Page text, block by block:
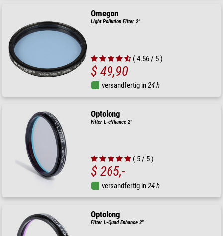
Omegon
Light Pollution Filter 2"
( 4.56 / 5 )
$ 49,90
versandfertig in24 h
Optolong
Filter L-eNhance 2"
( 5 / 5 )
$ 265,-
versandfertig in24 h
Optolong
Filter L-Quad Enhance 2"